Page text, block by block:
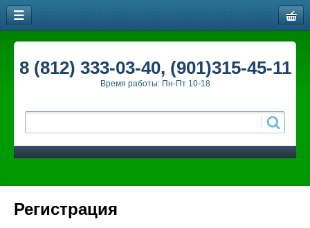
8 (812) 333-03-40, (901)315-45-11
Время работы: Пн-Пт 10-18
Регистрация